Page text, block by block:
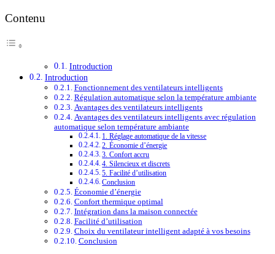
Contenu
Introduction
Introduction
Fonctionnement des ventilateurs intelligents
Régulation automatique selon la température ambiante
Avantages des ventilateurs intelligents
Avantages des ventilateurs intelligents avec régulation
automatique selon température ambiante
1. Réglage automatique de la vitesse
2. Économie d’énergie
3. Confort accru
4. Silencieux et discrets
5. Facilité d’utilisation
Conclusion
Économie d’énergie
Confort thermique optimal
Intégration dans la maison connectée
Facilité d’utilisation
Choix du ventilateur intelligent adapté à vos besoins
Conclusion